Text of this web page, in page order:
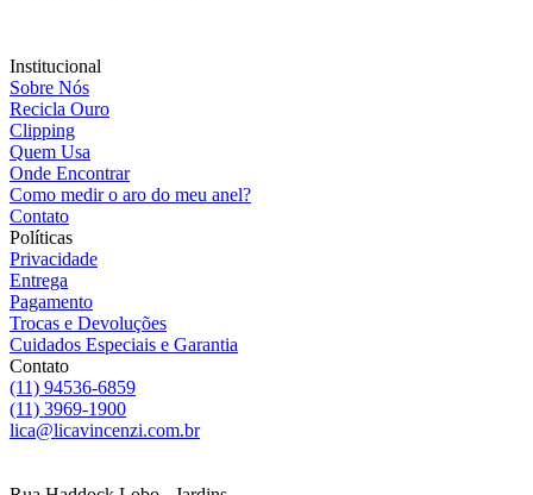
Institucional
Sobre Nós
Recicla Ouro
Clipping
Quem Usa
Onde Encontrar
Como medir o aro do meu anel?
Contato
Políticas
Privacidade
Entrega
Pagamento
Trocas e Devoluções
Cuidados Especiais e Garantia
Contato
(11) 94536-6859
(11) 3969-1900
lica@licavincenzi.com.br